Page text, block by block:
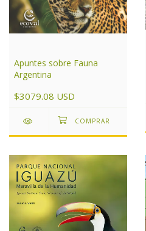
Apuntes sobre Fauna
Argentina
$3079.08 USD